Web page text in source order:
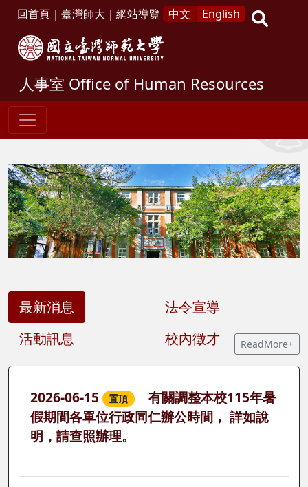
回首頁 ｜ 臺灣師大 ｜ 網站導覽 中文 English
人事室 Office of Human Resources
Previous Next
最新消息
法令宣導
活動訊息
校內徵才
2026-06-15 置頂
有關調整本校115年暑
假期間各單位行政同仁辦公時間， 詳如說
明，請查照辦理。